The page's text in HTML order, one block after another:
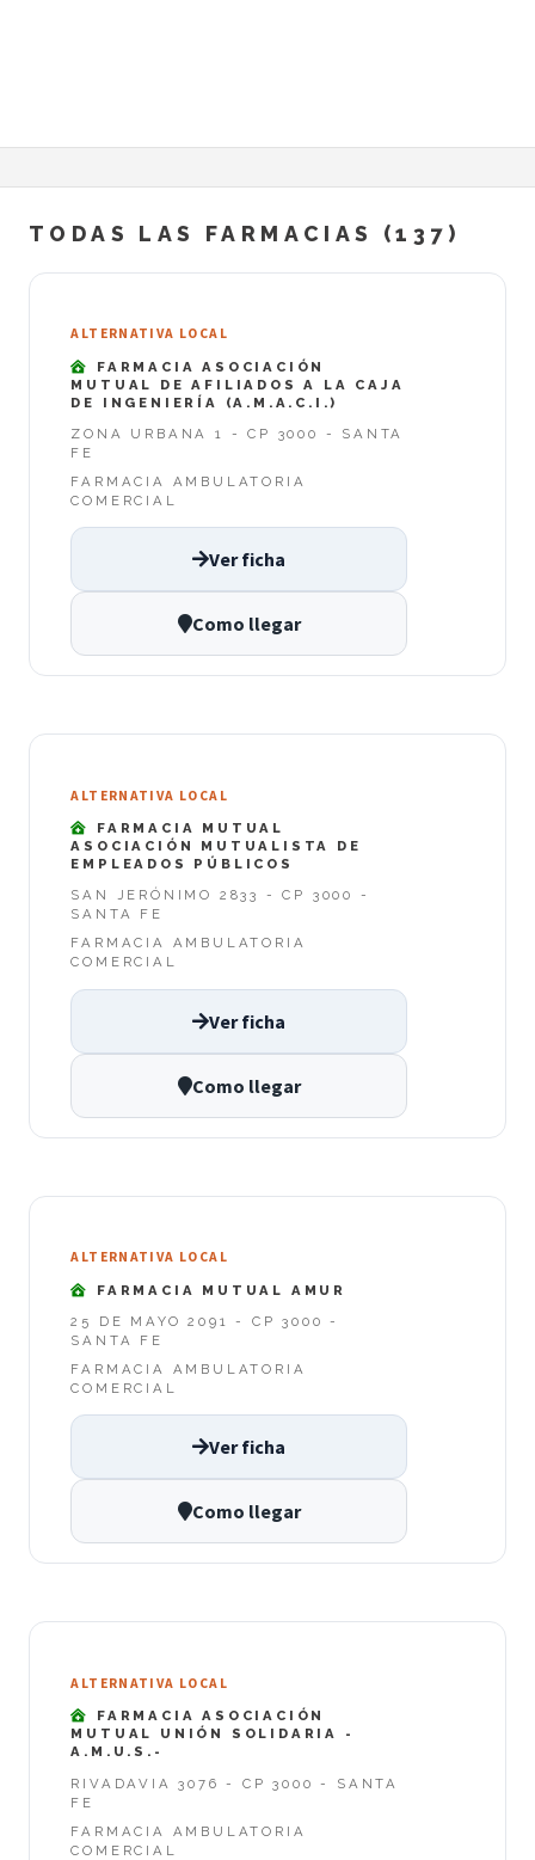
TODAS LAS FARMACIAS (137)
ALTERNATIVA LOCAL
FARMACIA ASOCIACIÓN
MUTUAL DE AFILIADOS A LA CAJA
DE INGENIERÍA (A.M.A.C.I.)
ZONA URBANA 1 - CP 3000 - SANTA
FE
FARMACIA AMBULATORIA
COMERCIAL
Ver ficha
Como llegar
ALTERNATIVA LOCAL
FARMACIA MUTUAL
ASOCIACIÓN MUTUALISTA DE
EMPLEADOS PÚBLICOS
SAN JERÓNIMO 2833 - CP 3000 -
SANTA FE
FARMACIA AMBULATORIA
COMERCIAL
Ver ficha
Como llegar
ALTERNATIVA LOCAL
FARMACIA MUTUAL AMUR
25 DE MAYO 2091 - CP 3000 -
SANTA FE
FARMACIA AMBULATORIA
COMERCIAL
Ver ficha
Como llegar
ALTERNATIVA LOCAL
FARMACIA ASOCIACIÓN
MUTUAL UNIÓN SOLIDARIA -
A.M.U.S.-
RIVADAVIA 3076 - CP 3000 - SANTA
FE
FARMACIA AMBULATORIA
COMERCIAL